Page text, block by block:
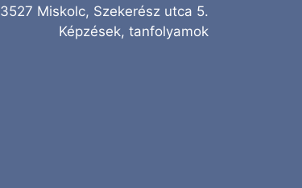
3527 Miskolc, Szekerész utca 5.
Képzések, tanfolyamok